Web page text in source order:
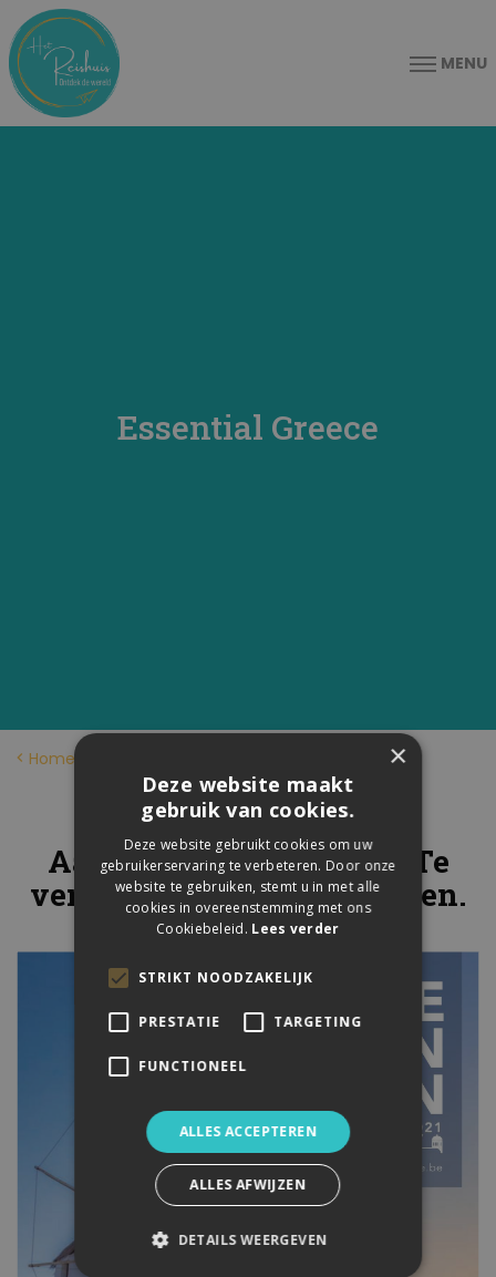
MENU
Essential Greece
Home
Griekenland
Aanbod voor 2020-2021. Te
verkrijgen in onze kantoren.
×
Deze website maakt
gebruik van cookies.
Deze website gebruikt cookies om uw
gebruikerservaring te verbeteren. Door onze
website te gebruiken, stemt u in met alle
cookies in overeenstemming met ons
Cookiebeleid. Lees verder
STRIKT NOODZAKELIJK
PRESTATIE TARGETING
FUNCTIONEEL
ALLES ACCEPTEREN
ALLES AFWIJZEN
DETAILS WEERGEVEN